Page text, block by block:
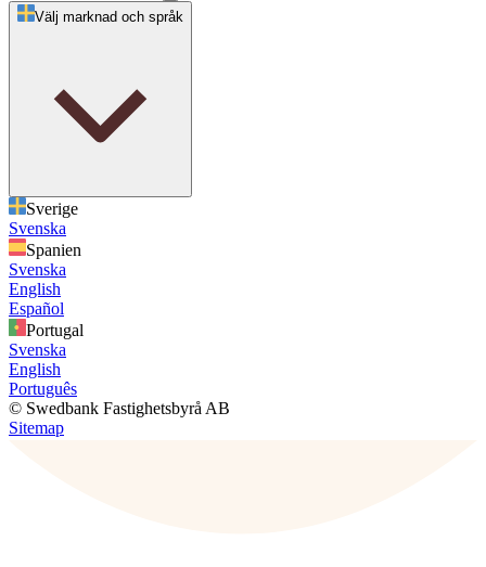
Välj marknad och språk
Sverige
Svenska
Spanien
Svenska
English
Español
Portugal
Svenska
English
Português
© Swedbank Fastighetsbyrå AB
Sitemap